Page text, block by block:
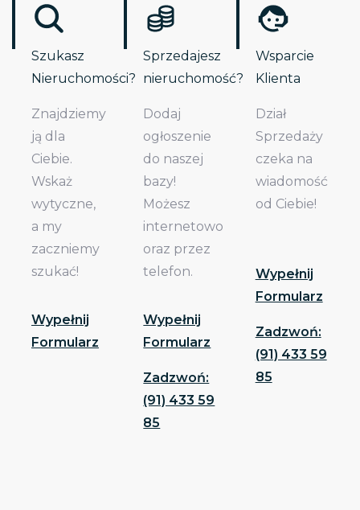
Szukasz
Nieruchomości?
Znajdziemy
ją dla
Ciebie.
Wskaż
wytyczne,
a my
zaczniemy
szukać!
Wypełnij
Formularz
Sprzedajesz
nieruchomość?
Dodaj
ogłoszenie
do naszej
bazy!
Możesz
internetowo
oraz przez
telefon.
Wypełnij
Formularz
Zadzwoń:
(91) 433 59
85
Wsparcie
Klienta
Dział
Sprzedaży
czeka na
wiadomość
od Ciebie!
Wypełnij
Formularz
Zadzwoń:
(91) 433 59
85